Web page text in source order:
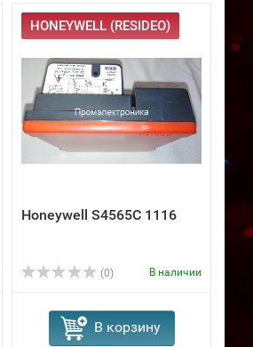
HONEYWELL (RESIDEO)
Honeywell S4565C 1116
(0) В наличии
В корзину